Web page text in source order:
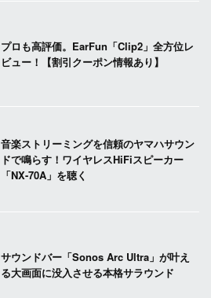
プロも高評価。EarFun「Clip2」全方位レ
ビュー！【割引クーポン情報あり】
音楽ストリーミングを信頼のヤマハサウン
ドで鳴らす！ワイヤレスHiFiスピーカー
「NX-70A」を聴く
サウンドバー「Sonos Arc Ultra」が叶え
る大画面に没入させる本格サラウンド